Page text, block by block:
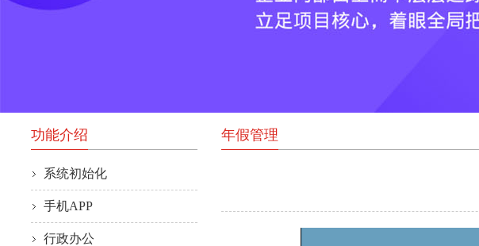
功能介绍
系统初始化
手机APP
行政办公
年假管理